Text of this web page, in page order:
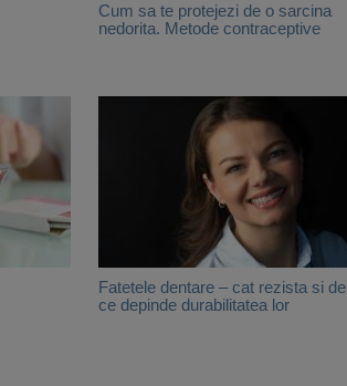
Cum sa te protejezi de o sarcina
nedorita. Metode contraceptive
Fatetele dentare – cat rezista si de
ce depinde durabilitatea lor